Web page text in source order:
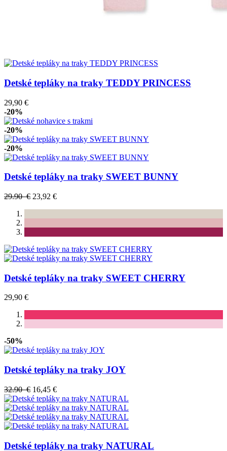
Detské tepláky na traky TEDDY PRINCESS
29,90 €
-20%
-20%
-20%
Detské tepláky na traky SWEET BUNNY
29.90 € 23,92 €
Detské tepláky na traky SWEET CHERRY
29,90 €
-50%
Detské tepláky na traky JOY
32.90 € 16,45 €
Detské tepláky na traky NATURAL